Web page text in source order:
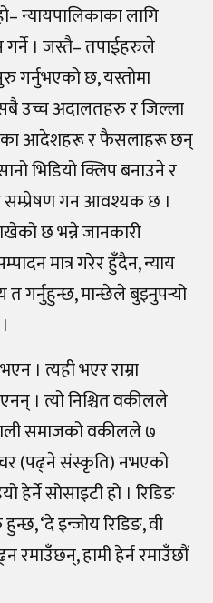
–न्यायपालिकाका लागि
। जस्तै–तपाईहरुले
गर्नुभएको छ, यस्तोमा
उच्च अदालतहरु र जिल्ला
आदेशहरू र फैसलाहरू छन्
भिडियो क्लिप बनाउने र
सम्प्रेषण गन आवश्यक छ ।
छ भन्ने जानकारी
मात्र गरेर हुँदैन, न्याय
त गर्नुहुन्छ, मान्छेले बुझ्नुपर्‍यो
। त्यही भएर राम्रा
। त्यो निश्चित वकीलले
समाजको वकीलले ७
(पढ्ने संस्कृति) नभएको
हेर्ने सोसाइटी हो । रिडिङ
‘दे इन्जोय रिडिङ, वी
रमाउँछन्, हामी हेर्न रमाउँछौं